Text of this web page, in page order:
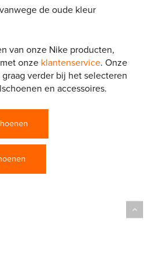
de oude kleur
van onze Nike producten,
onze klantenservice. Onze
verder bij het selecteren
en accessoires.